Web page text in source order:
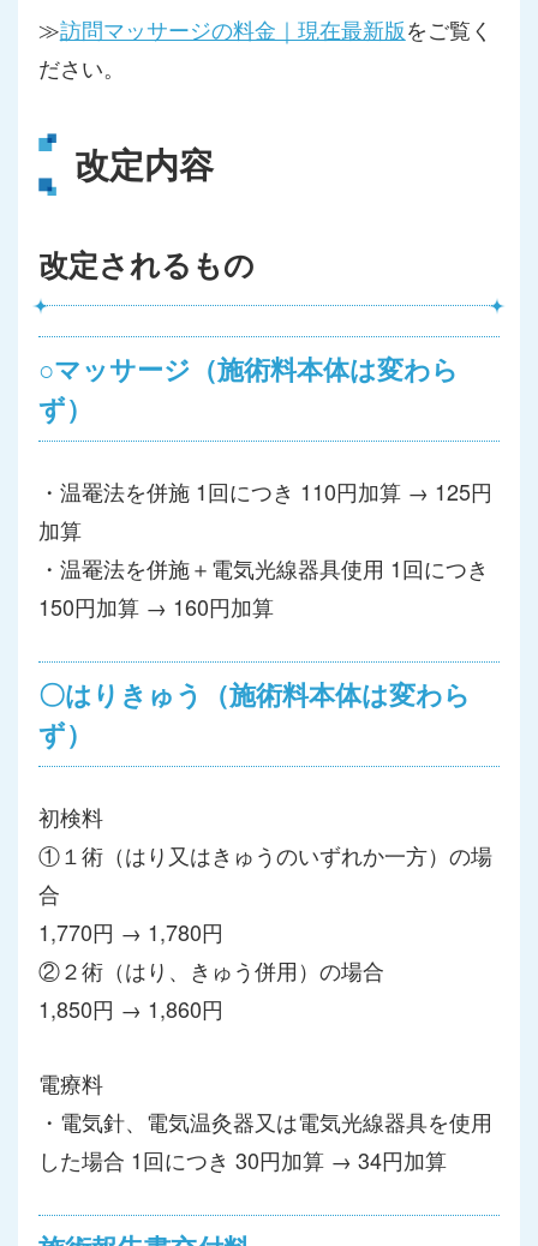
≫訪問マッサージの料金｜現在最新版をご覧く
ださい。
改定内容
改定されるもの
○マッサージ（施術料本体は変わら
ず）
・温罨法を併施 1回につき 110円加算 → 125円
加算
・温罨法を併施＋電気光線器具使用 1回につき
150円加算 → 160円加算
〇はりきゅう（施術料本体は変わら
ず）
初検料
①１術（はり又はきゅうのいずれか一方）の場
合
1,770円 → 1,780円
②２術（はり、きゅう併用）の場合
1,850円 → 1,860円
電療料
・電気針、電気温灸器又は電気光線器具を使用
した場合 1回につき 30円加算 → 34円加算